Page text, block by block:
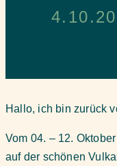
Hallo, ich bin zurück
Vom 04. – 12.
auf der schönen